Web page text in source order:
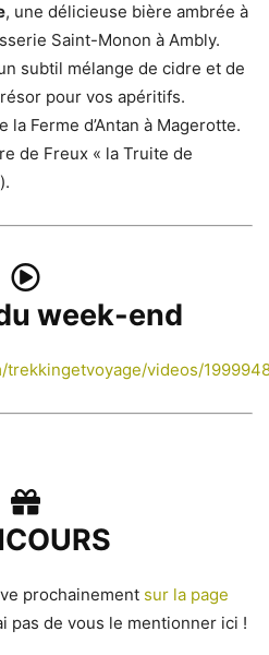
, une délicieuse bière ambrée à
Saint-Monon à Ambly.
subtil mélange de cidre et de
pour vos apéritifs.
Ferme d’Antan à Magerotte.
de Freux « la Truite de
week-end
trekkingetvoyage/videos/
prochainement sur la page
pas de vous le mentionner ici !